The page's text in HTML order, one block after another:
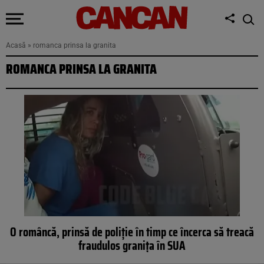
Acasă » romanca prinsa la granita
ROMANCA PRINSA LA GRANITA
O româncă, prinsă de poliție în timp ce încerca să treacă
fraudulos granița în SUA